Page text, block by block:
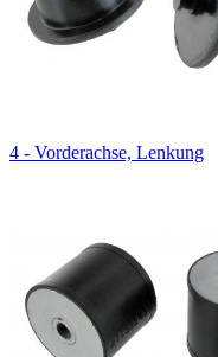
4 - Vorderachse, Lenkung